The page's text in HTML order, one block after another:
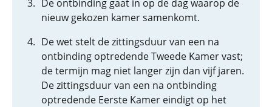
De ontbinding gaat in op de dag waarop de
nieuw gekozen kamer samenkomt.
De wet stelt de zittingsduur van een na
ontbinding optredende Tweede Kamer vast;
de termijn mag niet langer zijn dan vijf jaren.
De zittingsduur van een na ontbinding
optredende Eerste Kamer eindigt op het